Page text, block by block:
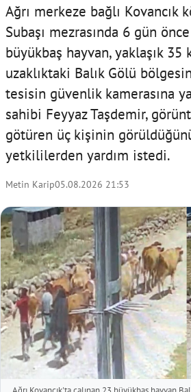
Ağrı merkeze bağlı Kovancık
Subaşı mezrasında 6 gün
büyükbaş hayvan, yaklaşık
uzaklıktaki Balık Gölü
tesisin güvenlik kamerasına
sahibi Feyyaz Taşdemir,
götüren üç kişinin
yetkililerden yardım istedi.
Metin Karip05.08.2026 21:53